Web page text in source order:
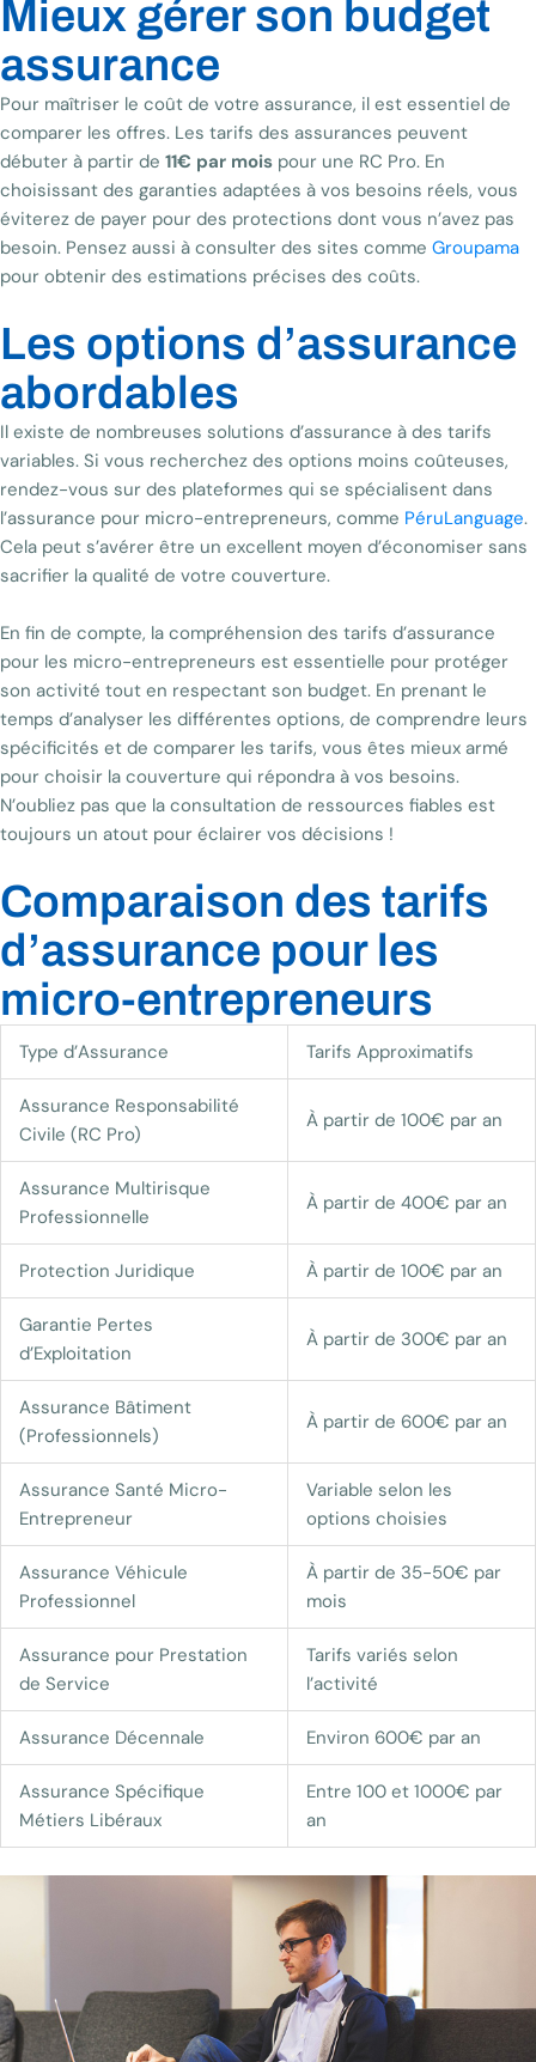
Mieux gérer son budget
assurance
Pour maîtriser le coût de votre assurance, il est essentiel de
comparer les offres. Les tarifs des assurances peuvent
débuter à partir de 11€ par mois pour une RC Pro. En
choisissant des garanties adaptées à vos besoins réels, vous
éviterez de payer pour des protections dont vous n’avez pas
besoin. Pensez aussi à consulter des sites comme Groupama
pour obtenir des estimations précises des coûts.
Les options d’assurance
abordables
Il existe de nombreuses solutions d’assurance à des tarifs
variables. Si vous recherchez des options moins coûteuses,
rendez-vous sur des plateformes qui se spécialisent dans
l’assurance pour micro-entrepreneurs, comme PéruLanguage.
Cela peut s’avérer être un excellent moyen d’économiser sans
sacrifier la qualité de votre couverture.
En fin de compte, la compréhension des tarifs d’assurance
pour les micro-entrepreneurs est essentielle pour protéger
son activité tout en respectant son budget. En prenant le
temps d’analyser les différentes options, de comprendre leurs
spécificités et de comparer les tarifs, vous êtes mieux armé
pour choisir la couverture qui répondra à vos besoins.
N’oubliez pas que la consultation de ressources fiables est
toujours un atout pour éclairer vos décisions !
Comparaison des tarifs
d’assurance pour les
micro-entrepreneurs
Type d’Assurance Tarifs Approximatifs
Assurance Responsabilité
Civile (RC Pro)
À partir de 100€ par an
Assurance Multirisque
Professionnelle
À partir de 400€ par an
Protection Juridique À partir de 100€ par an
Garantie Pertes
d’Exploitation
À partir de 300€ par an
Assurance Bâtiment
(Professionnels)
À partir de 600€ par an
Assurance Santé Micro-
Entrepreneur
Variable selon les
options choisies
Assurance Véhicule
Professionnel
À partir de 35-50€ par
mois
Assurance pour Prestation
de Service
Tarifs variés selon
l’activité
Assurance Décennale Environ 600€ par an
Assurance Spécifique
Métiers Libéraux
Entre 100 et 1000€ par
an